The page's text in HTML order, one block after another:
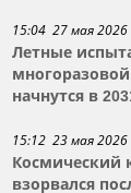
15:04 27 мая 2026
Летные
начнутся в
15:12 23 мая 2026
Космический
взорвался